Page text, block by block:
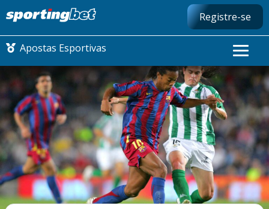
Registre-se
Apostas Esportivas
CONMEBOL LIBERTADORES
FUTEBOL NACIONAL
FUTEBOL INTERNACIONAL
COMO APOSTAR